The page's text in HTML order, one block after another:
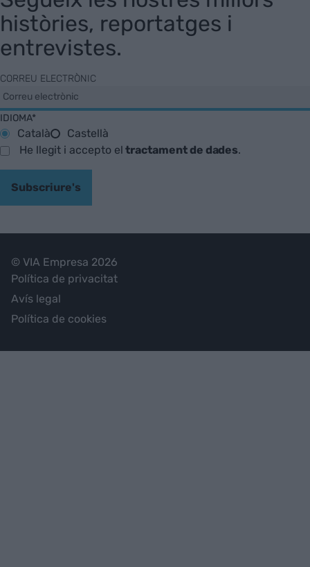
històries, reportatges i
entrevistes.
CORREU ELECTRÒNIC
IDIOMA*
Català
Castellà
He llegit i accepto eltractament de dades.
Subscriure's
© VIA Empresa 2026
Política de privacitat
Avís legal
Política de cookies